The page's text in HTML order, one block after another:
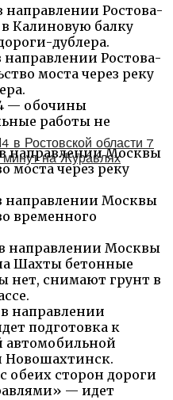
Ростова-
Калиновую балку
дублера.
Ростова-
моста через реку
— обочины
работы не
направлении Москвы
моста через реку
направлении Москвы
временного
направлении Москвы
Шахты бетонные
нет, снимают грунт в
направлении
подготовка к
автомобильной
Новошахтинск.
обеих сторон дороги
— идет
в Ростовской области 7
на Журавлях